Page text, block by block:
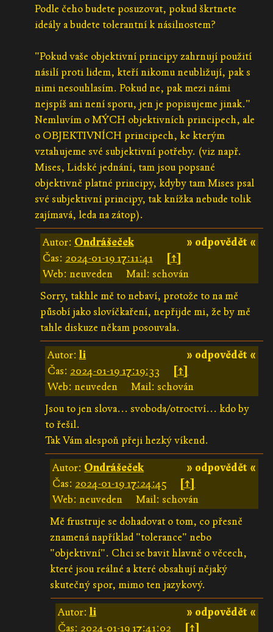
Podle čeho budete posuzovat, pokud škrtnete
ideály a budete tolerantní k násilnostem?
"Pokud vaše objektivní principy zahrnují použití
násilí proti lidem, kteří nikomu neubližují, pak s
nimi nesouhlasím. Pokud ne, pak mezi námi
nejspíš ani není sporu, jen je popisujeme jinak."
Nemluvím o MÝCH objektivních principech, ale
o OBJEKTIVNÍCH principech, ke kterým
vztahujeme své subjektivní potřeby. (viz např.
Mises, Lidské jednání, tam jsou popsané
objektivně platné principy, kdyby tam Mises psal
své subjektivní principy, tak knížka nebude tolik
zajímavá, leda na zátop).
» odpovědět «
Autor: Ondrášeček
Čas: 2024-01-19 17:11:41
[↑]
Web: neuveden
Mail: schován
Sorry, takhle mě to nebaví, protože to na mě
působí jako slovíčkaření, nepřijde mi, že by mě
tahle diskuze někam posouvala.
» odpovědět «
Autor:li
Čas: 2024-01-19 17:19:33
[↑]
Web: neuveden
Mail: schován
Jsou to jen slova... svoboda/otroctví... kdo by
to řešil.
Tak Vám alespoň přeji hezký víkend.
» odpovědět «
Autor: Ondrášeček
Čas: 2024-01-19 17:24:45
[↑]
Web: neuveden
Mail: schován
Mě frustruje se dohadovat o tom, co přesně
znamená například "tolerance" nebo
"objektivní". Chci se bavit hlavně o věcech,
které jsou reálné a které obsahují nějaký
skutečný spor, mimo ten jazykový.
» odpovědět «
Autor:li
Čas: 2024-01-19 17:41:02 [↑]